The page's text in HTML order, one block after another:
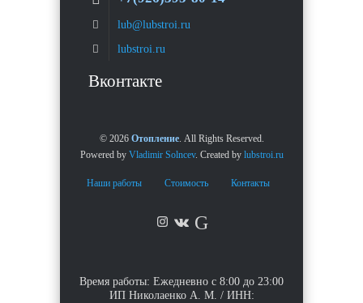
lub@lubstroi.ru
lubstroi.ru
Вконтакте
© 2026 Отопление. All Rights Reserved.
Powered by Vladimir Solncev. Created by lubstroi.ru
Наши работы Стоимость Контакты
G
Время работы: Ежедневно с 8:00 до 23:00
ИП Николаенко А. М. / ИНН: